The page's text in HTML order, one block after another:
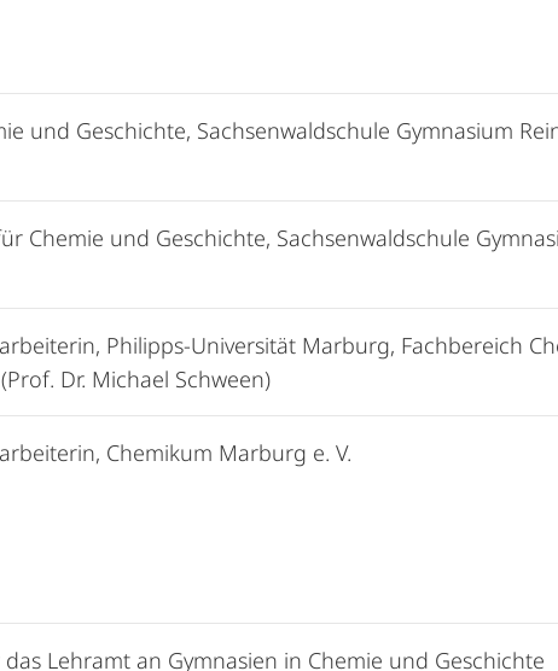
und Geschichte, Sachsenwaldschule Gymnasium
Chemie und Geschichte, Sachsenwaldschule
Philipps-Universität Marburg, Fachbereich
Dr. Michael Schween)
Chemikum Marburg e. V.
Lehramt an Gymnasien in Chemie und Geschichte